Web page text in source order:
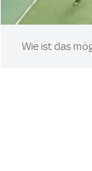
Wie ist das